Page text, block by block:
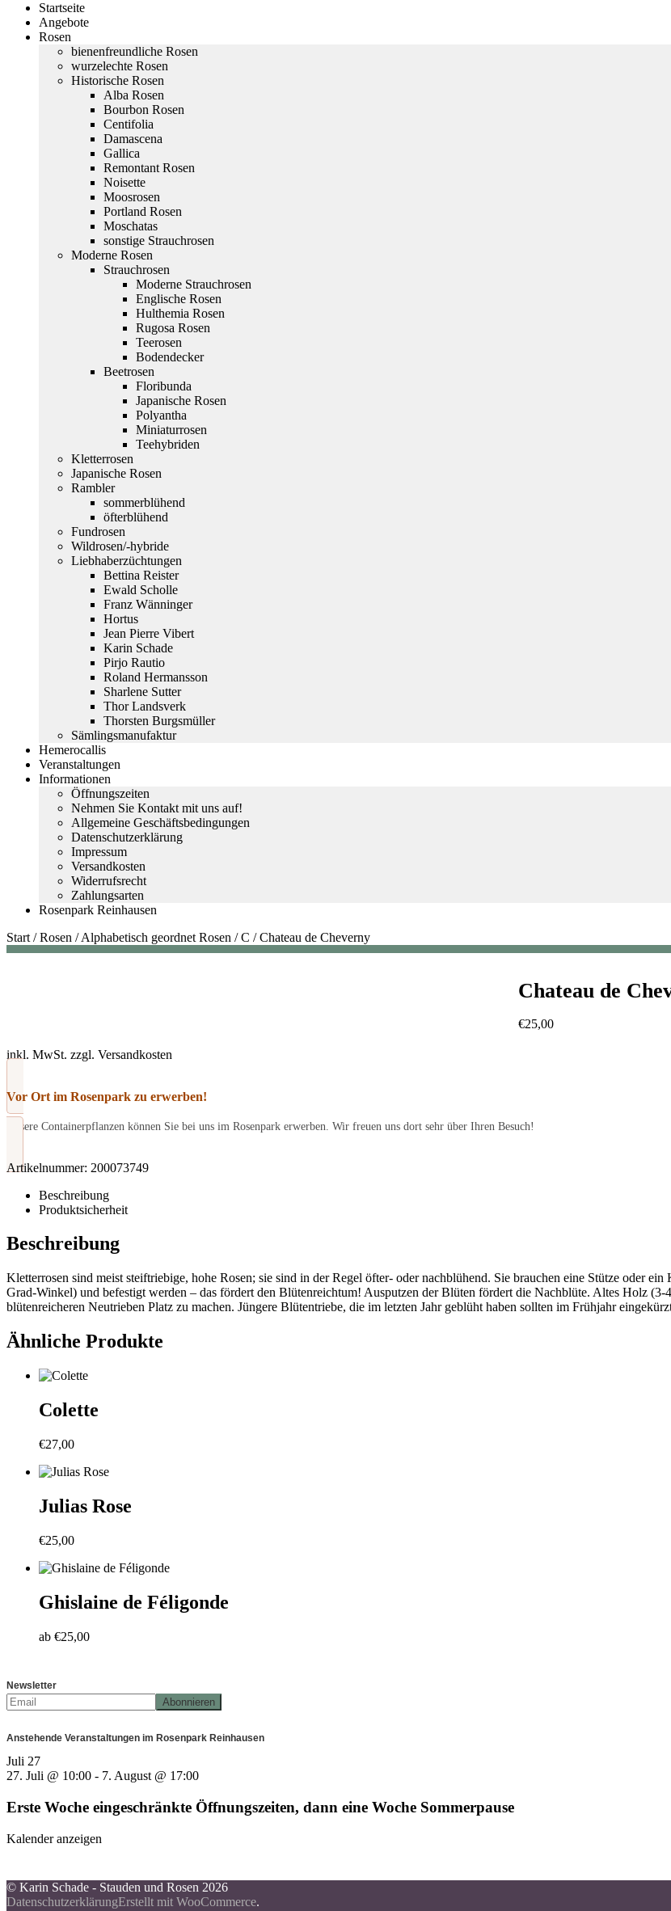
Startseite
Angebote
Rosen
bienenfreundliche Rosen
wurzelechte Rosen
Historische Rosen
Alba Rosen
Bourbon Rosen
Centifolia
Damascena
Gallica
Remontant Rosen
Noisette
Moosrosen
Portland Rosen
Moschatas
sonstige Strauchrosen
Moderne Rosen
Strauchrosen
Moderne Strauchrosen
Englische Rosen
Hulthemia Rosen
Rugosa Rosen
Teerosen
Bodendecker
Beetrosen
Floribunda
Japanische Rosen
Polyantha
Miniaturrosen
Teehybriden
Kletterrosen
Japanische Rosen
Rambler
sommerblühend
öfterblühend
Fundrosen
Wildrosen/-hybride
Liebhaberzüchtungen
Bettina Reister
Ewald Scholle
Franz Wänninger
Hortus
Jean Pierre Vibert
Karin Schade
Pirjo Rautio
Roland Hermansson
Sharlene Sutter
Thor Landsverk
Thorsten Burgsmüller
Sämlingsmanufaktur
Hemerocallis
Veranstaltungen
Informationen
Öffnungszeiten
Nehmen Sie Kontakt mit uns auf!
Allgemeine Geschäftsbedingungen
Datenschutzerklärung
Impressum
Versandkosten
Widerrufsrecht
Zahlungsarten
Rosenpark Reinhausen
Start /Rosen /Alphabetisch geordnet Rosen /C /Chateau de Cheverny
Chateau de
€25,00
inkl. MwSt. zzgl. Versandkosten
Vor Ort im Rosenpark zu erwerben!
Unsere Containerpflanzen können Sie bei uns im Rosenpark erwerben. Wir freuen uns dort sehr über Ihren Besuch!
Artikelnummer: 200073749
Beschreibung
Produktsicherheit
Beschreibung
Kletterrosen sind meist steiftriebige, hohe Rosen; sie sind in der Regel öfter- oder nachblühend. Sie brauchen eine Stütze oder
Grad-Winkel) und befestigt werden – das fördert den Blütenreichtum! Ausputzen der Blüten fördert die Nachblüte. Altes Holz
blütenreicheren Neutrieben Platz zu machen. Jüngere Blütentriebe, die im letzten Jahr geblüht haben sollten im Frühjahr
Ähnliche Produkte
Colette
€27,00
Julias Rose
€25,00
Ghislaine de Féligonde
ab €25,00
Newsletter
Anstehende Veranstaltungen im Rosenpark Reinhausen
Juli 27
27. Juli @ 10:00 - 7. August @ 17:00
Erste Woche eingeschränkte Öffnungszeiten, dann eine Woche Sommerpause
Kalender anzeigen
© Karin Schade - Stauden und Rosen 2026
DatenschutzerklärungErstellt mit WooCommerce.